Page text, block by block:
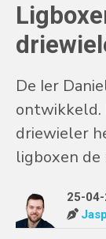
De Ier
ontwikkeld.
driewieler
ligboxen
25-